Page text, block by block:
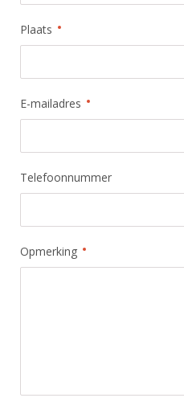
Plaats
E-mailadres
Telefoonnummer
Opmerking